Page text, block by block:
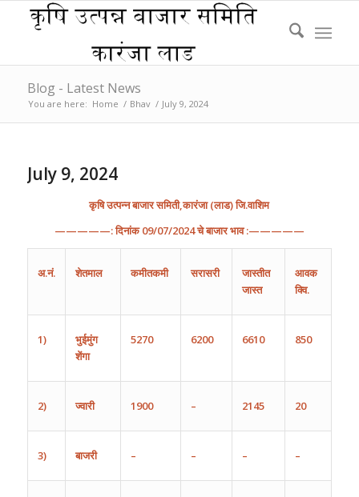
Blog - Latest News
You are here: Home / Bhav / July 9, 2024
July 9, 2024
कृषिउत्पन्नबाजारसमिती,कारंजा(लाड)जि.वाशिम
—————:दिनांक09/07/2024चेबाजारभाव:—————
अ.नं. शेतमाल कमीतकमी सरासरी
जास्तीत
जास्त
आवक
क्वि.
1)
भुईमुंग
शेंगा
5270 6200 6610 850
2) ज्वारी 1900 – 2145 20
3) बाजरी – – – –